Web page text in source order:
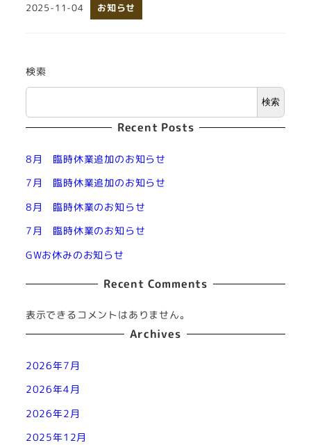
投稿日
2025-11-04 お知らせ
検索
検索
Recent Posts
8月 臨時休業追加のお知らせ
7月 臨時休業追加のお知らせ
8月 臨時休業のお知らせ
7月 臨時休業のお知らせ
GWお休みのお知らせ
Recent Comments
表示できるコメントはありません。
Archives
2026年7月
2026年4月
2026年2月
2025年12月